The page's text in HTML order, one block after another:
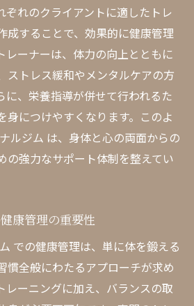
ぞれのクライアントに適したトレ
成することで、効果的に健康管理
レーナーは、体力の向上とともに
ストレス緩和やメンタルケアの方
に、栄養指導が併せて行われるた
身につけやすくなります。このよ
ルジム は、身体と心の両面からの
の強力なサポート体制を整えてい
康管理の重要性
での健康管理は、単に体を鍛える
慣全般にわたるアプローチが求め
レーニングに加え、バランスの取